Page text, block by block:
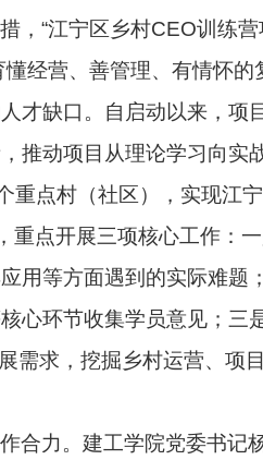
， “江宁区乡村CEO训练营
经营、善管理、有情怀
才缺口。自启动以来，项
推动项目从理论学习向实
重点村（社区），实现江
重点开展三项核心工作：
用等方面遇到的实际难题
心环节收集学员意见；三
需求，挖掘乡村运营、项
合力。建工学院党委书记